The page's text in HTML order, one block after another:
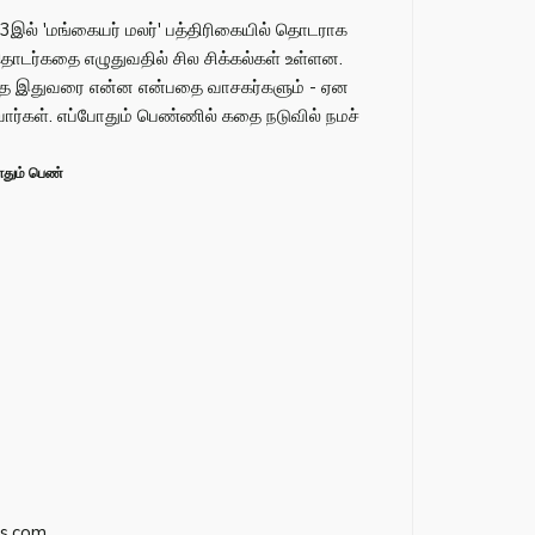
'மங்கையர் மலர்' பத்திரிகையில் தொடராக
எழுதுவதில் சில சிக்கல்கள் உள்ளன.
இதுவரை என்ன என்பதை வாசகர்களும் - ஏன
எப்போதும் பெண்ணில் கதை நடுவில் நமச்
பெண்